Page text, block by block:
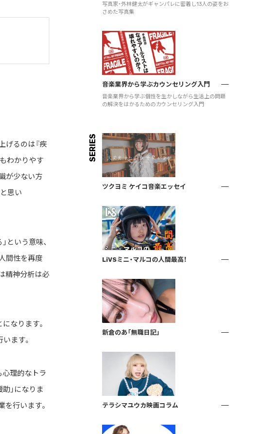
げるのは『疾
わかりやす
が少ない方
思い
という意味、
間性を再度
精神分析は必
なります。
ます。
心理的なトラ
」になりま
を行います。
写真家・外林健太がギャンパレに密着し13人の姿をお
さめた写真集
音楽業界から学ぶカウンセリング入門
音楽業界から学ぶ個性を生かしながら生活上の問題
の解決をはかるためのカウンセリング入門
SERIES
ツクヨミ ケイコ音楽エッセイ
LiVSミニ・マルコの人間最高！
新倉のあ「無職日記」
テラシマユウカ映画コラム